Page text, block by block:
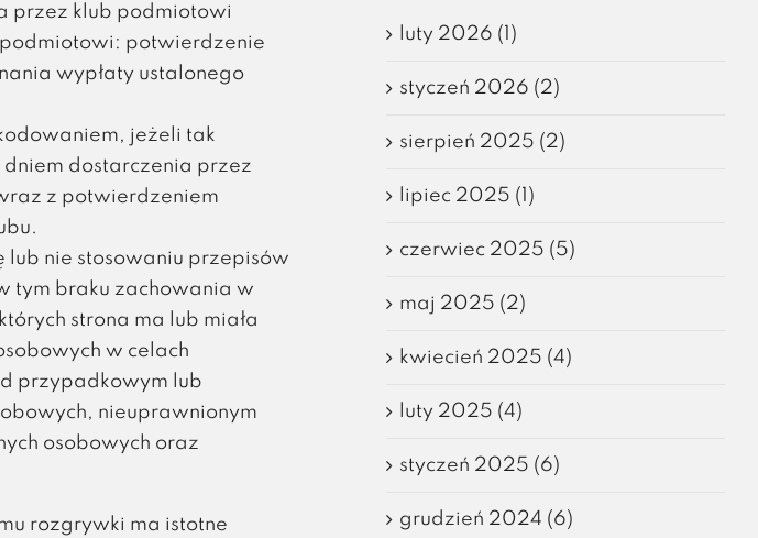
przez klub podmiotowi
potwierdzenie
wypłaty ustalonego
jeżeli tak
dostarczenia przez
z potwierdzeniem
lub nie stosowaniu przepisów
tym braku zachowania w
strona ma lub miała
w celach
przypadkowym lub
nieuprawnionym
osobowych oraz
rozgrywki ma istotne
luty 2026 (1)
styczeń 2026 (2)
sierpień 2025 (2)
lipiec 2025 (1)
czerwiec 2025 (5)
maj 2025 (2)
kwiecień 2025 (4)
luty 2025 (4)
styczeń 2025 (6)
grudzień 2024 (6)